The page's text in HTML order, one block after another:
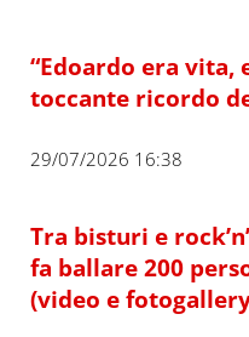
“Edoardo era vita,
toccante ricordo
29/07/2026 16:38
Tra bisturi e
fa ballare 200
(video e